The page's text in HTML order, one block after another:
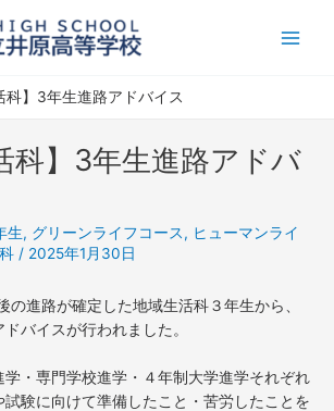
科】3年生進路アドバイス
科】3年生進路アドバ
生, グリーンライフコース, ヒューマンライ
/ 2025年1月30日
進路が確定した地域生活科３年生から、
バイスが行われました。
・専門学校進学・４年制大学進学それぞれ
験に向けて準備したこと・苦労したことを